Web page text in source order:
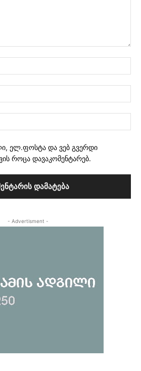
ელ.ფოსტა და ვებ გვერდი
როცა დავაკომენტარებ.
- Advertisment -